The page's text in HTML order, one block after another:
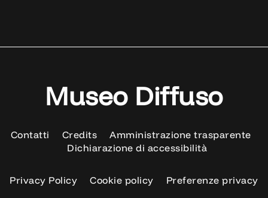
Museo Diffuso
Contatti Credits
Amministrazione trasparente
Dichiarazione di accessibilità
Privacy Policy Cookie policy Preferenze privacy